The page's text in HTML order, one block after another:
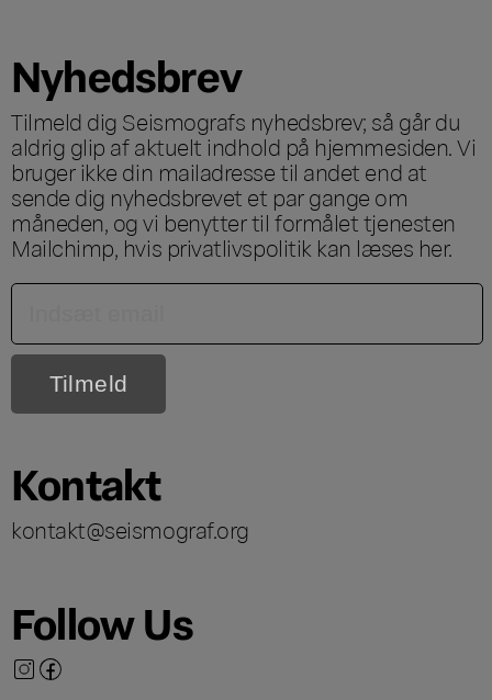
Nyhedsbrev
Tilmeld dig Seismografs nyhedsbrev; så går du
aldrig glip af aktuelt indhold på hjemmesiden. Vi
bruger ikke din mailadresse til andet end at
sende dig nyhedsbrevet et par gange om
måneden, og vi benytter til formålet tjenesten
Mailchimp, hvis privatlivspolitik kan læses her.
Kontakt
kontakt@seismograf.org
Follow Us